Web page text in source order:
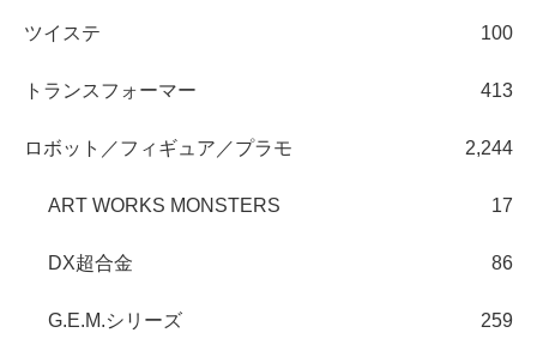
ツイステ 100
トランスフォーマー 413
ロボット／フィギュア／プラモ 2,244
ART WORKS MONSTERS 17
DX超合金 86
G.E.M.シリーズ 259